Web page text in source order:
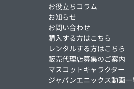
お役立ちコラム
お知らせ
お問い合わせ
購入する方はこちら
レンタルする方はこちら
販売代理店募集のご案内
マスコットキャラクター
ジャパンエニックス動画